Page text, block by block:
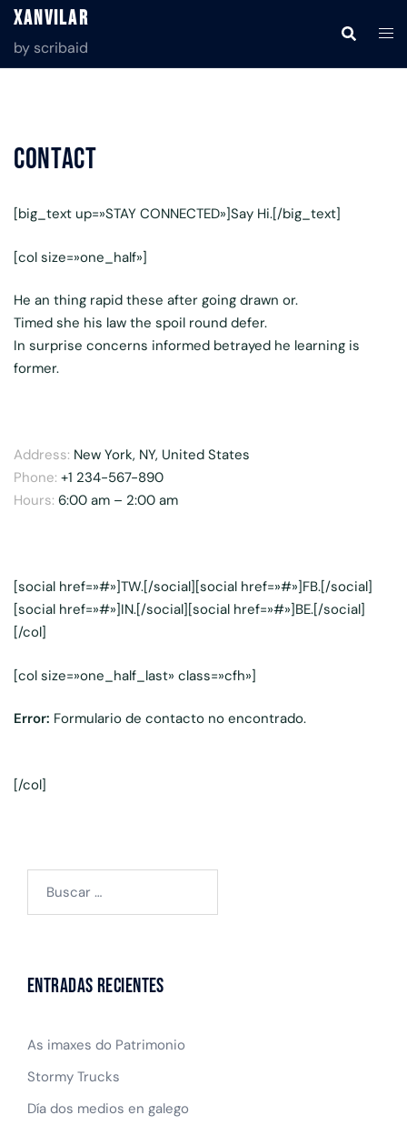
Saltar
contenido
Xanvilar
by scribaid
Contact
[big_text up=»STAY CONNECTED»]Say Hi.[/big_text]
[col size=»one_half»]
He an thing rapid these after going drawn or.
Timed she his law the spoil round defer.
In surprise concerns informed betrayed he learning is
former.
Address: New York, NY, United States
Phone: +1 234-567-890
Hours: 6:00 am – 2:00 am
[social href=»#»]TW.[/social][social href=»#»]FB.[/social]
[social href=»#»]IN.[/social][social href=»#»]BE.[/social]
[/col]
[col size=»one_half_last» class=»cfh»]
Error: Formulario de contacto no encontrado.
[/col]
Entradas recientes
As imaxes do Patrimonio
Stormy Trucks
Día dos medios en galego